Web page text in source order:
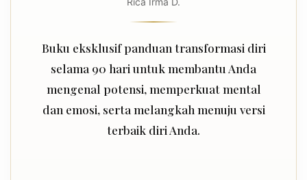
Buku eksklusif panduan transformasi diri
selama 90 hari untuk membantu Anda
mengenal potensi, memperkuat mental
dan emosi, serta melangkah menuju versi
terbaik diri Anda.